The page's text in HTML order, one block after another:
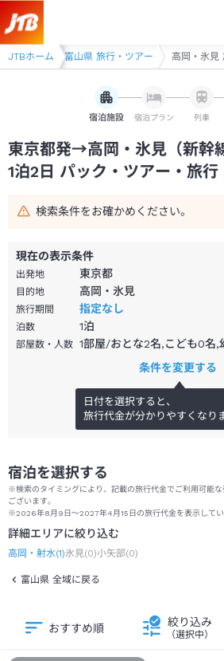
JTBホーム
富山県 富山県 旅行・ツアー 高岡・氷見
宿泊施設 宿泊プラン 列車
東京都発→高岡・氷見（新幹
1泊2日 パック・ツアー・旅行
検索条件をお確かめください。
現在の表示条件
出発地 東京都
目的地 高岡・氷見
旅行期間 指定なし
泊数 1泊
部屋数・人数 1部屋/おとな2名,こども0名,
条件を変更する
日付を選択すると、
旅行代金が分かりやすくなり
宿泊を選択する
※検索のタイミングにより、記載の旅行代金でご利用可能
ございます。
※2026年8月9日～2027年4月15日の旅行代金を表示してい
詳細エリアに絞り込む
高岡・射水(1)氷見 (0)小矢部(0)
富山県 全域に戻る
おすすめ順 絞り込み
（選択中）